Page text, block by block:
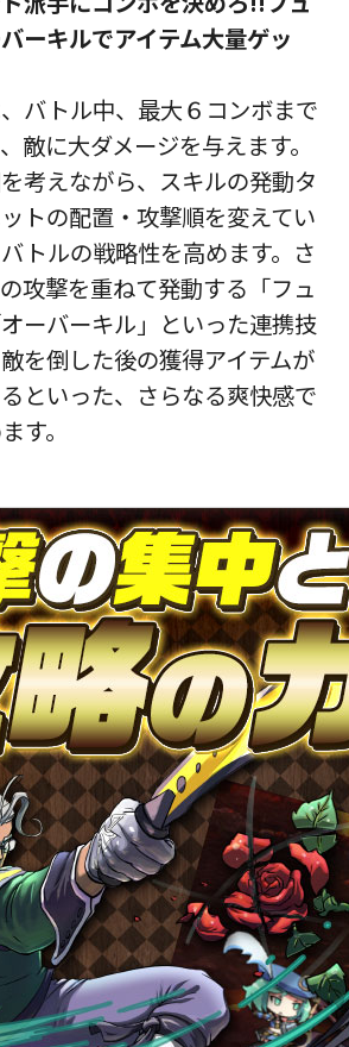
ーキルでアイテム大量ゲッ
バトル中、最大６コンボまで
敵に大ダメージを与えます。
考えながら、スキルの発動タ
トの配置・攻撃順を変えてい
トルの戦略性を高めます。さ
攻撃を重ねて発動する「フュ
ーバーキル」といった連携技
を倒した後の獲得アイテムが
といった、さらなる爽快感で
す。